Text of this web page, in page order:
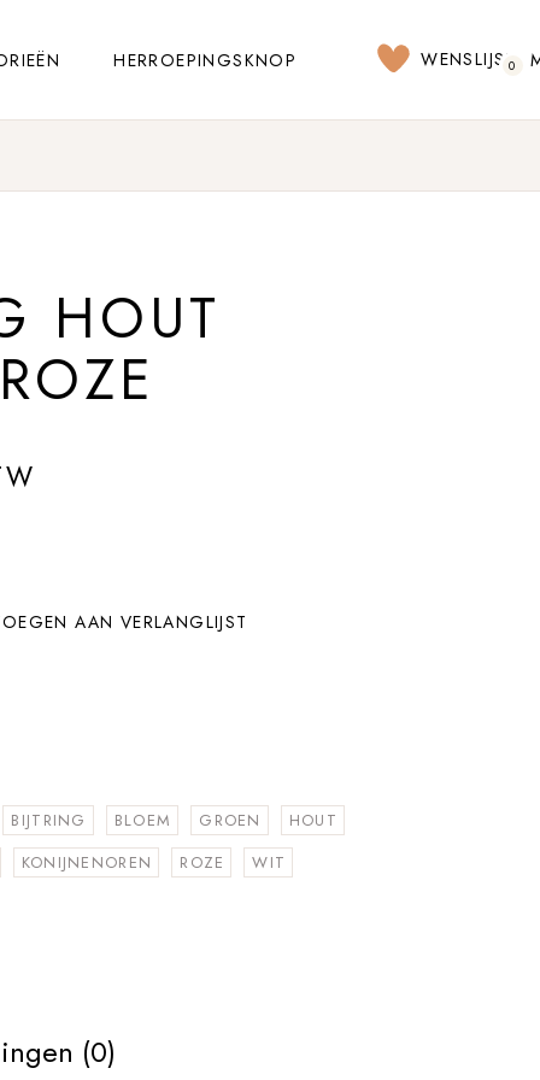
HERROEPINGSKNOP WENSLIJST
0
HOUT
AAN VERLANGLIJST
BIJTRING BLOEM GROEN
HOUT
KONIJNENOREN
ROZE WIT
(0)